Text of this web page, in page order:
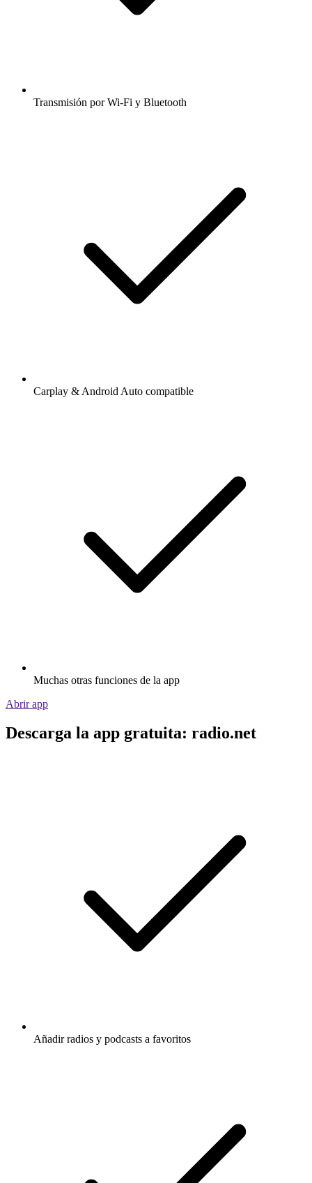
Transmisión por Wi-Fi y Bluetooth
Carplay & Android Auto compatible
Muchas otras funciones de la app
Abrir app
Descarga la app gratuita: radio.net
Añadir radios y podcasts a favoritos